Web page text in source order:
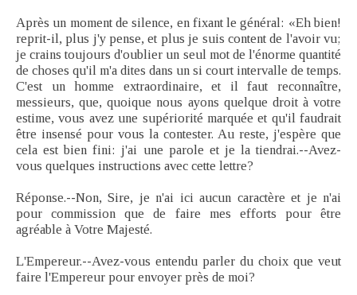
Après un moment de silence, en fixant le général: «Eh bien!
reprit-il, plus j'y pense, et plus je suis content de l'avoir vu;
je crains toujours d'oublier un seul mot de l'énorme quantité
de choses qu'il m'a dites dans un si court intervalle de temps.
C'est un homme extraordinaire, et il faut reconnaître,
messieurs, que, quoique nous ayons quelque droit à votre
estime, vous avez une supériorité marquée et qu'il faudrait
être insensé pour vous la contester. Au reste, j'espère que
cela est bien fini: j'ai une parole et je la tiendrai.--Avez-
vous quelques instructions avec cette lettre?
Réponse.--Non, Sire, je n'ai ici aucun caractère et je n'ai
pour commission que de faire mes efforts pour être
agréable à Votre Majesté.
L'Empereur.--Avez-vous entendu parler du choix que veut
faire l'Empereur pour envoyer près de moi?